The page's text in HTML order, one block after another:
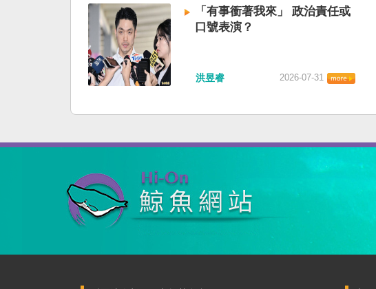
「有事衝著我來」 政治責任或
口號表演？
洪昱睿 2026-07-31